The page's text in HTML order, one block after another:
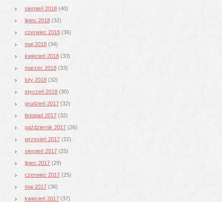
sierpień 2018 (40)
lipiec 2018 (32)
czerwiec 2018 (36)
maj 2018 (34)
kwiecień 2018 (33)
marzec 2018 (33)
luty 2018 (32)
styczeń 2018 (30)
grudzień 2017 (32)
listopad 2017 (32)
październik 2017 (26)
wrzesień 2017 (22)
sierpień 2017 (25)
lipiec 2017 (29)
czerwiec 2017 (25)
maj 2017 (36)
kwiecień 2017 (37)